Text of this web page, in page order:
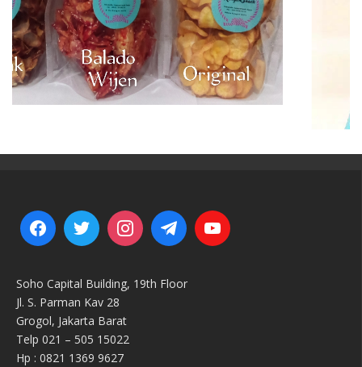
Soho Capital Building, 19th Floor
Jl. S. Parman Kav 28
Grogol, Jakarta Barat
Telp 021 – 505 15022
Hp : 0821 1369 9627